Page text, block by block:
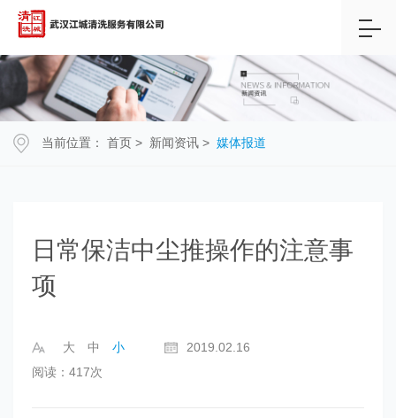
当前位置： 首页 > 新闻资讯 > 媒体报道
日常保洁中尘推操作的注意事
项
大 中 小
2019.02.16
阅读：417次